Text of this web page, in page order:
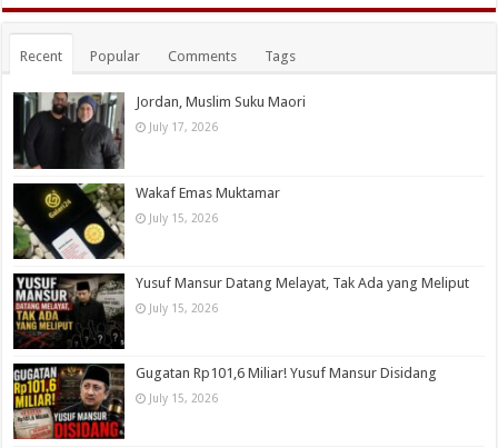
Recent Popular Comments Tags
Jordan, Muslim Suku Maori
July 17, 2026
Wakaf Emas Muktamar
July 15, 2026
Yusuf Mansur Datang Melayat, Tak Ada yang Meliput
July 15, 2026
Gugatan Rp101,6 Miliar! Yusuf Mansur Disidang
July 15, 2026